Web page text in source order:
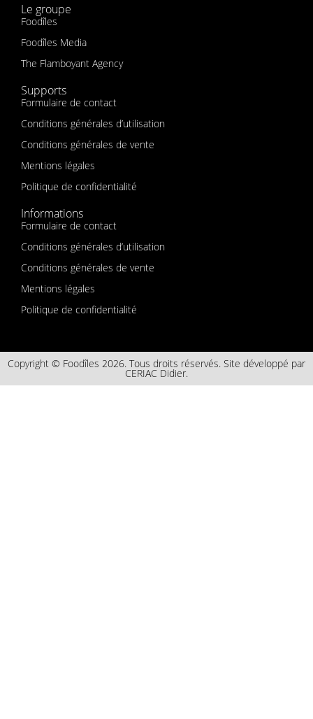
Le groupe
Foodîles
Foodîles Media
The Flamboyant Agency
Supports
Formulaire de contact
Conditions générales d’utilisation
Conditions générales de vente
Mentions légales
Politique de confidentialité
Informations
Formulaire de contact
Conditions générales d’utilisation
Conditions générales de vente
Mentions légales
Politique de confidentialité
Copyright © Foodîles 2026. Tous droits réservés. Site développé par
CERIAC Didier.